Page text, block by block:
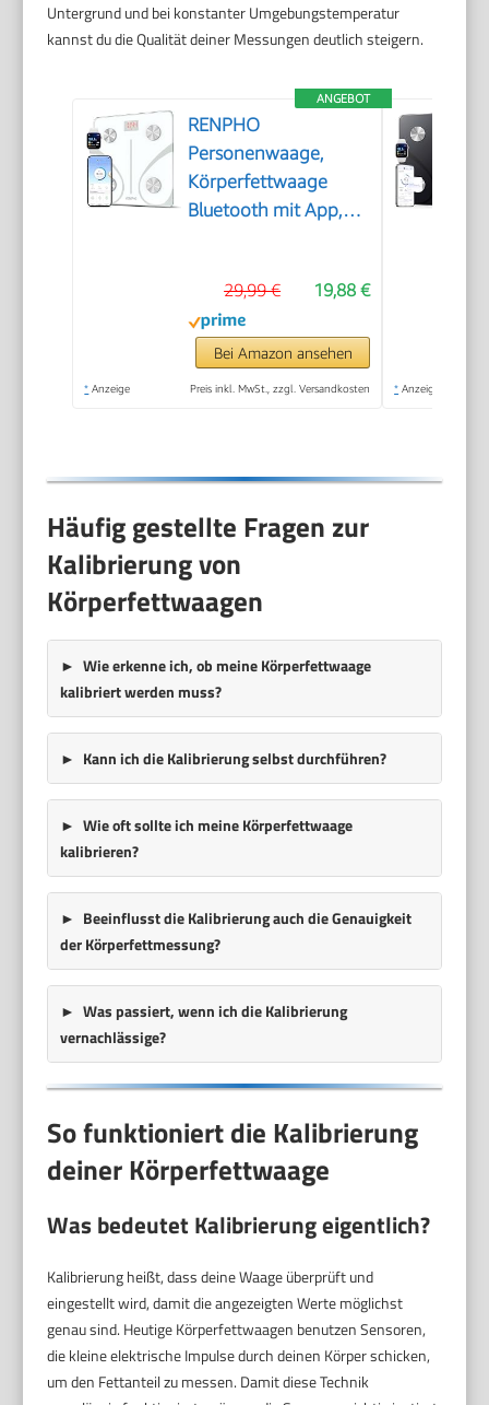
Untergrund und bei konstanter Umgebungstemperatur
kannst du die Qualität deiner Messungen deutlich steigern.
ANGEBOT
RENPHO
Personenwaage,
Körperfettwaage
Bluetooth mit App,
19,88 €
29,99 €
Bei Amazon ansehen
* Anzeige Preis inkl. MwSt., zzgl. Versandkosten * Anzeige
Häufig gestellte Fragen zur
Kalibrierung von
Körperfettwaagen
Wie erkenne ich, ob meine Körperfettwaage
kalibriert werden muss?
Kann ich die Kalibrierung selbst durchführen?
Wie oft sollte ich meine Körperfettwaage
kalibrieren?
Beeinflusst die Kalibrierung auch die Genauigkeit
der Körperfettmessung?
Was passiert, wenn ich die Kalibrierung
vernachlässige?
So funktioniert die Kalibrierung
deiner Körperfettwaage
Was bedeutet Kalibrierung eigentlich?
Kalibrierung heißt, dass deine Waage überprüft und
eingestellt wird, damit die angezeigten Werte möglichst
genau sind. Heutige Körperfettwaagen benutzen Sensoren,
die kleine elektrische Impulse durch deinen Körper schicken,
um den Fettanteil zu messen. Damit diese Technik